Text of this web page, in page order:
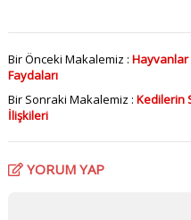
Bir Önceki Makalemiz : Hayvanlar
Faydaları
Bir Sonraki Makalemiz : Kedilerin
İlişkileri
YORUM YAP